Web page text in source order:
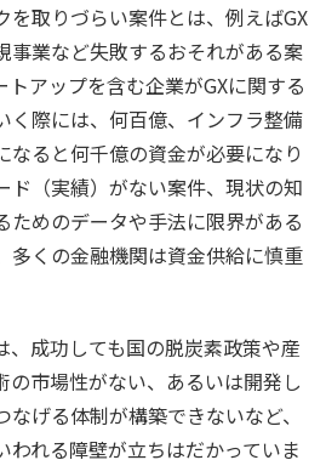
取りづらい案件とは、例えばGX
事業など失敗するおそれがある案
アップを含む企業がGXに関する
く際には、何百億、インフラ整備
なると何千億の資金が必要になり
ド（実績）がない案件、現状の知
ためのデータや手法に限界がある
多くの金融機関は資金供給に慎重
成功しても国の脱炭素政策や産
の市場性がない、あるいは開発し
げる体制が構築できないなど、
われる障壁が立ちはだかっていま